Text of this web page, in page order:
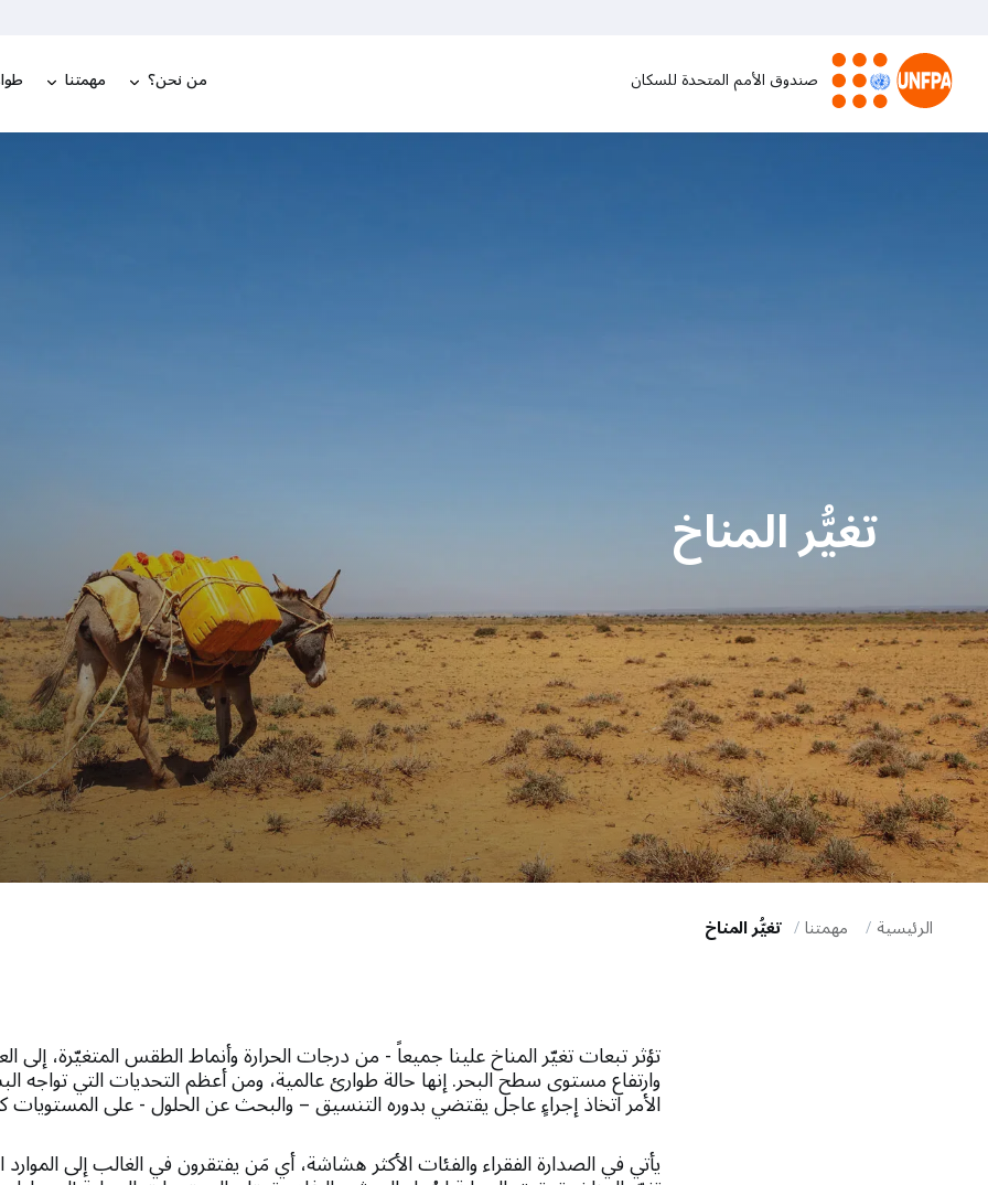
المحتوى
الرئيسي صندوق الأمم المتحدة للسكان من نحن؟ مهمتنا
M
v
g
a
t
i
o
n
تغيُّر المناخ
الرئيسية مهمتنا تغيُّر المناخ
تؤثر تبعات تغيّر المناخ علينا جميعاً - من درجات الحرارة وأنماط الطقس المتغيّرة،
وارتفاع مستوى سطح البحر. إنها حالة طوارئ عالمية، ومن أعظم التحديات التي تواجه
الأمر اتخاذ إجراءٍ عاجل يقتضي بدوره التنسيق – والبحث عن الحلول - على المستويات
يأتي في الصدارة الفقراء والفئات الأكثر هشاشة، أي مَن يفتقرون في الغالب إلى الموارد